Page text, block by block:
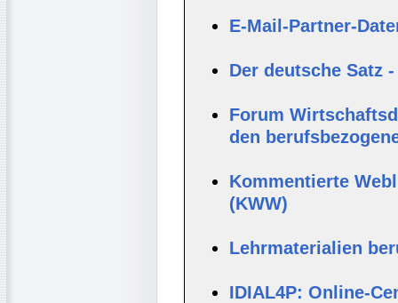
E-Mail-Partner-
Der deutsche Satz
Forum
den
Kommentierte
(KWW)
Lehrmaterialien
IDIAL4P: Online-